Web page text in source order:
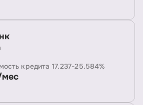
кредита 17.237-25.584%